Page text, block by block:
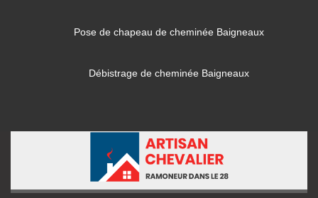
Pose de chapeau de cheminée Baigneaux
Débistrage de cheminée Baigneaux